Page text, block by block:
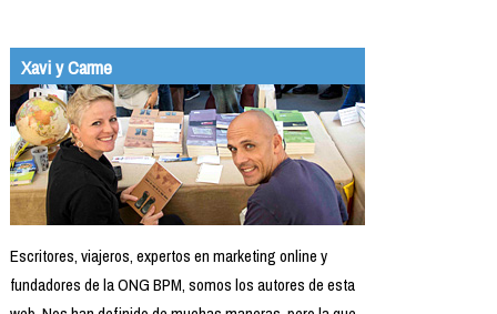
Xavi y Carme
Escritores, viajeros, expertos en marketing online y
fundadores de la ONG BPM, somos los autores de esta